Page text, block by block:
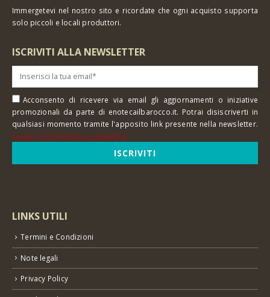
Immergetevi nel nostro sito e ricordate che ogni acquisto supporta
solo piccoli e locali produttori.
ISCRIVITI ALLA NEWSLETTER
Acconsento di ricevere via email gli aggiornamenti o iniziative
promozionali da parte di enotecailbarocco.it. Potrai disiscriverti in
qualsiasi momento tramite l'apposito link presente nella newsletter.
Leggi l'informativa completa
LINKS UTILI
Termini e Condizioni
Note legali
Privacy Policy